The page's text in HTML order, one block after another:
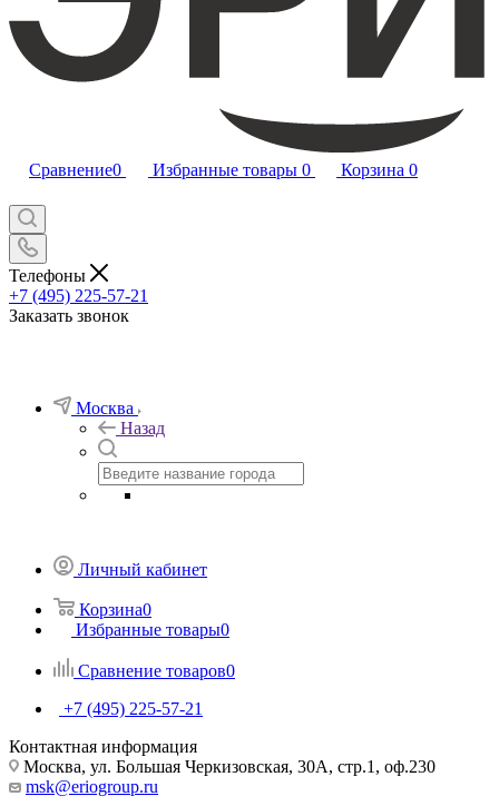
Сравнение0 Избранные товары 0 Корзина 0
Телефоны
+7 (495) 225-57-21
Заказать звонок
Москва
Назад
Личный кабинет
Корзина0
Избранные товары0
Сравнение товаров0
+7 (495) 225-57-21
Контактная информация
Москва, ул. Большая Черкизовская, 30А, стр.1, оф.230
msk@eriogroup.ru